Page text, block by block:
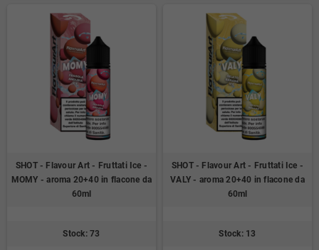
SHOT - Flavour Art - Fruttati Ice -
MOMY - aroma 20+40 in flacone da
60ml
Stock: 73
SHOT - Flavour Art - Fruttati Ice -
VALY - aroma 20+40 in flacone da
60ml
Stock: 13